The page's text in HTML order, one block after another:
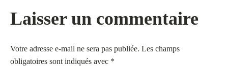
Laisser un commentaire
Votre adresse e-mail ne sera pas publiée. Les champs
obligatoires sont indiqués avec *